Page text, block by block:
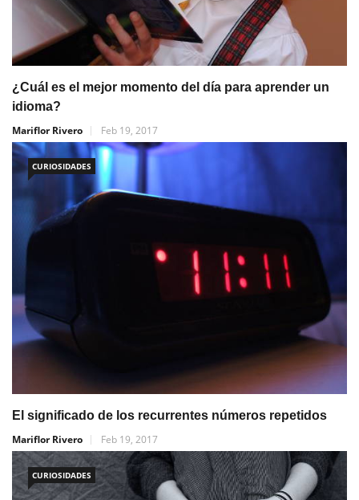
¿Cuál es el mejor momento del día para aprender un
idioma?
Mariflor Rivero
Feb 19, 2017
CURIOSIDADES
El significado de los recurrentes números repetidos
Mariflor Rivero
Feb 19, 2017
CURIOSIDADES